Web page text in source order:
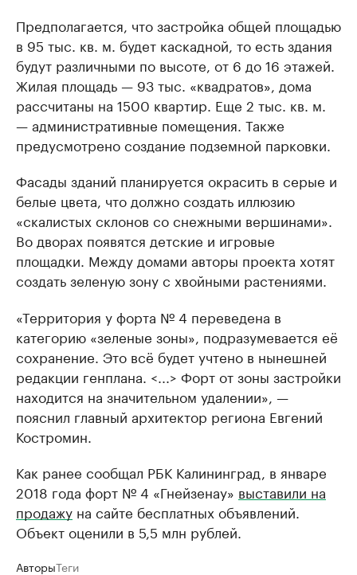
Предполагается, что застройка общей площадью
в 95 тыс. кв. м. будет каскадной, то есть здания
будут различными по высоте, от 6 до 16 этажей.
Жилая площадь — 93 тыс. «квадратов», дома
рассчитаны на 1500 квартир. Еще 2 тыс. кв. м.
— административные помещения. Также
предусмотрено создание подземной парковки.
Фасады зданий планируется окрасить в серые и
белые цвета, что должно создать иллюзию
«скалистых склонов со снежными вершинами».
Во дворах появятся детские и игровые
площадки. Между домами авторы проекта хотят
создать зеленую зону с хвойными растениями.
«Территория у форта № 4 переведена в
категорию «зеленые зоны», подразумевается её
сохранение. Это всё будет учтено в нынешней
редакции генплана. <...> Форт от зоны застройки
находится на значительном удалении», —
пояснил главный архитектор региона Евгений
Костромин.
Как ранее сообщал РБК Калининград, в январе
2018 года форт № 4 «Гнейзенау» выставили на
продажу на сайте бесплатных объявлений.
Объект оценили в 5,5 млн рублей.
АвторыТеги